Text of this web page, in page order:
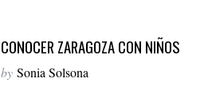
CONOCER ZARAGOZA CON NIÑOS
by Sonia Solsona